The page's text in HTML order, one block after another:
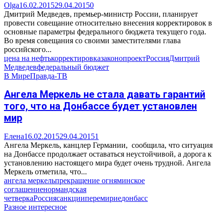
Olga16.02.201529.04.20150
Дмитрий Медведев, премьер-министр России, планирует
провести совещание относительно внесения корректировок в
основные параметры федерального бюджета текущего года.
Во время совещания со своими заместителями глава
российского...
цена на нефтькорректировказаконопроектРоссияДмитрий
Медведевфедеральный бюджет
В МиреПравда-ТВ
Ангела Меркель не стала давать гарантий
того, что на Донбассе будет установлен
мир
Елена16.02.201529.04.20151
Ангела Меркель, канцлер Германии, сообщила, что ситуация
на Донбассе продолжает оставаться неустойчивой, а дорога к
установлению настоящего мира будет очень трудной. Ангела
Меркель отметила, что...
ангела меркельпрекращение огняминское
соглашениенормандская
четверкаРоссиясанкцииперемириедонбасс
Разное интересное